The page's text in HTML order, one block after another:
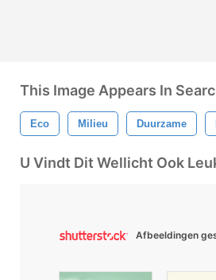
This Image Appears In
Eco Milieu Duurzame
U Vindt Dit Wellicht Ook
Afbeeldingen